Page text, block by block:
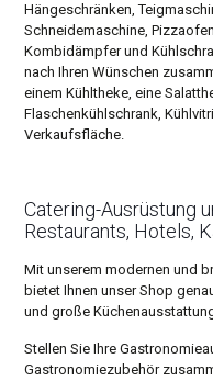
Hängeschränken,
Schneidemaschine,
Kombidämpfer und
nach Ihren Wünschen
einem Kühltheke, eine
Flaschenkühlschrank,
Verkaufsfläche.
Catering-Ausrüstung
Restaurants, Hotels,
Mit unserem modernen und
bietet Ihnen unser Shop
und große
Stellen Sie Ihre
Gastronomiezubehör